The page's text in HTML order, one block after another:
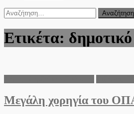
Αναζήτηση
για:
Ετικέτα:
Μεγάλη χορηγία του